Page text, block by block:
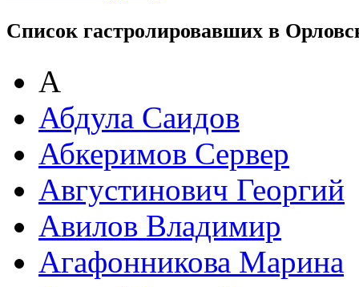
Список гастролировавших в
А
Абдула Саидов
Абкеримов Сервер
Августинович Георгий
Авилов Владимир
Агафонникова Марина